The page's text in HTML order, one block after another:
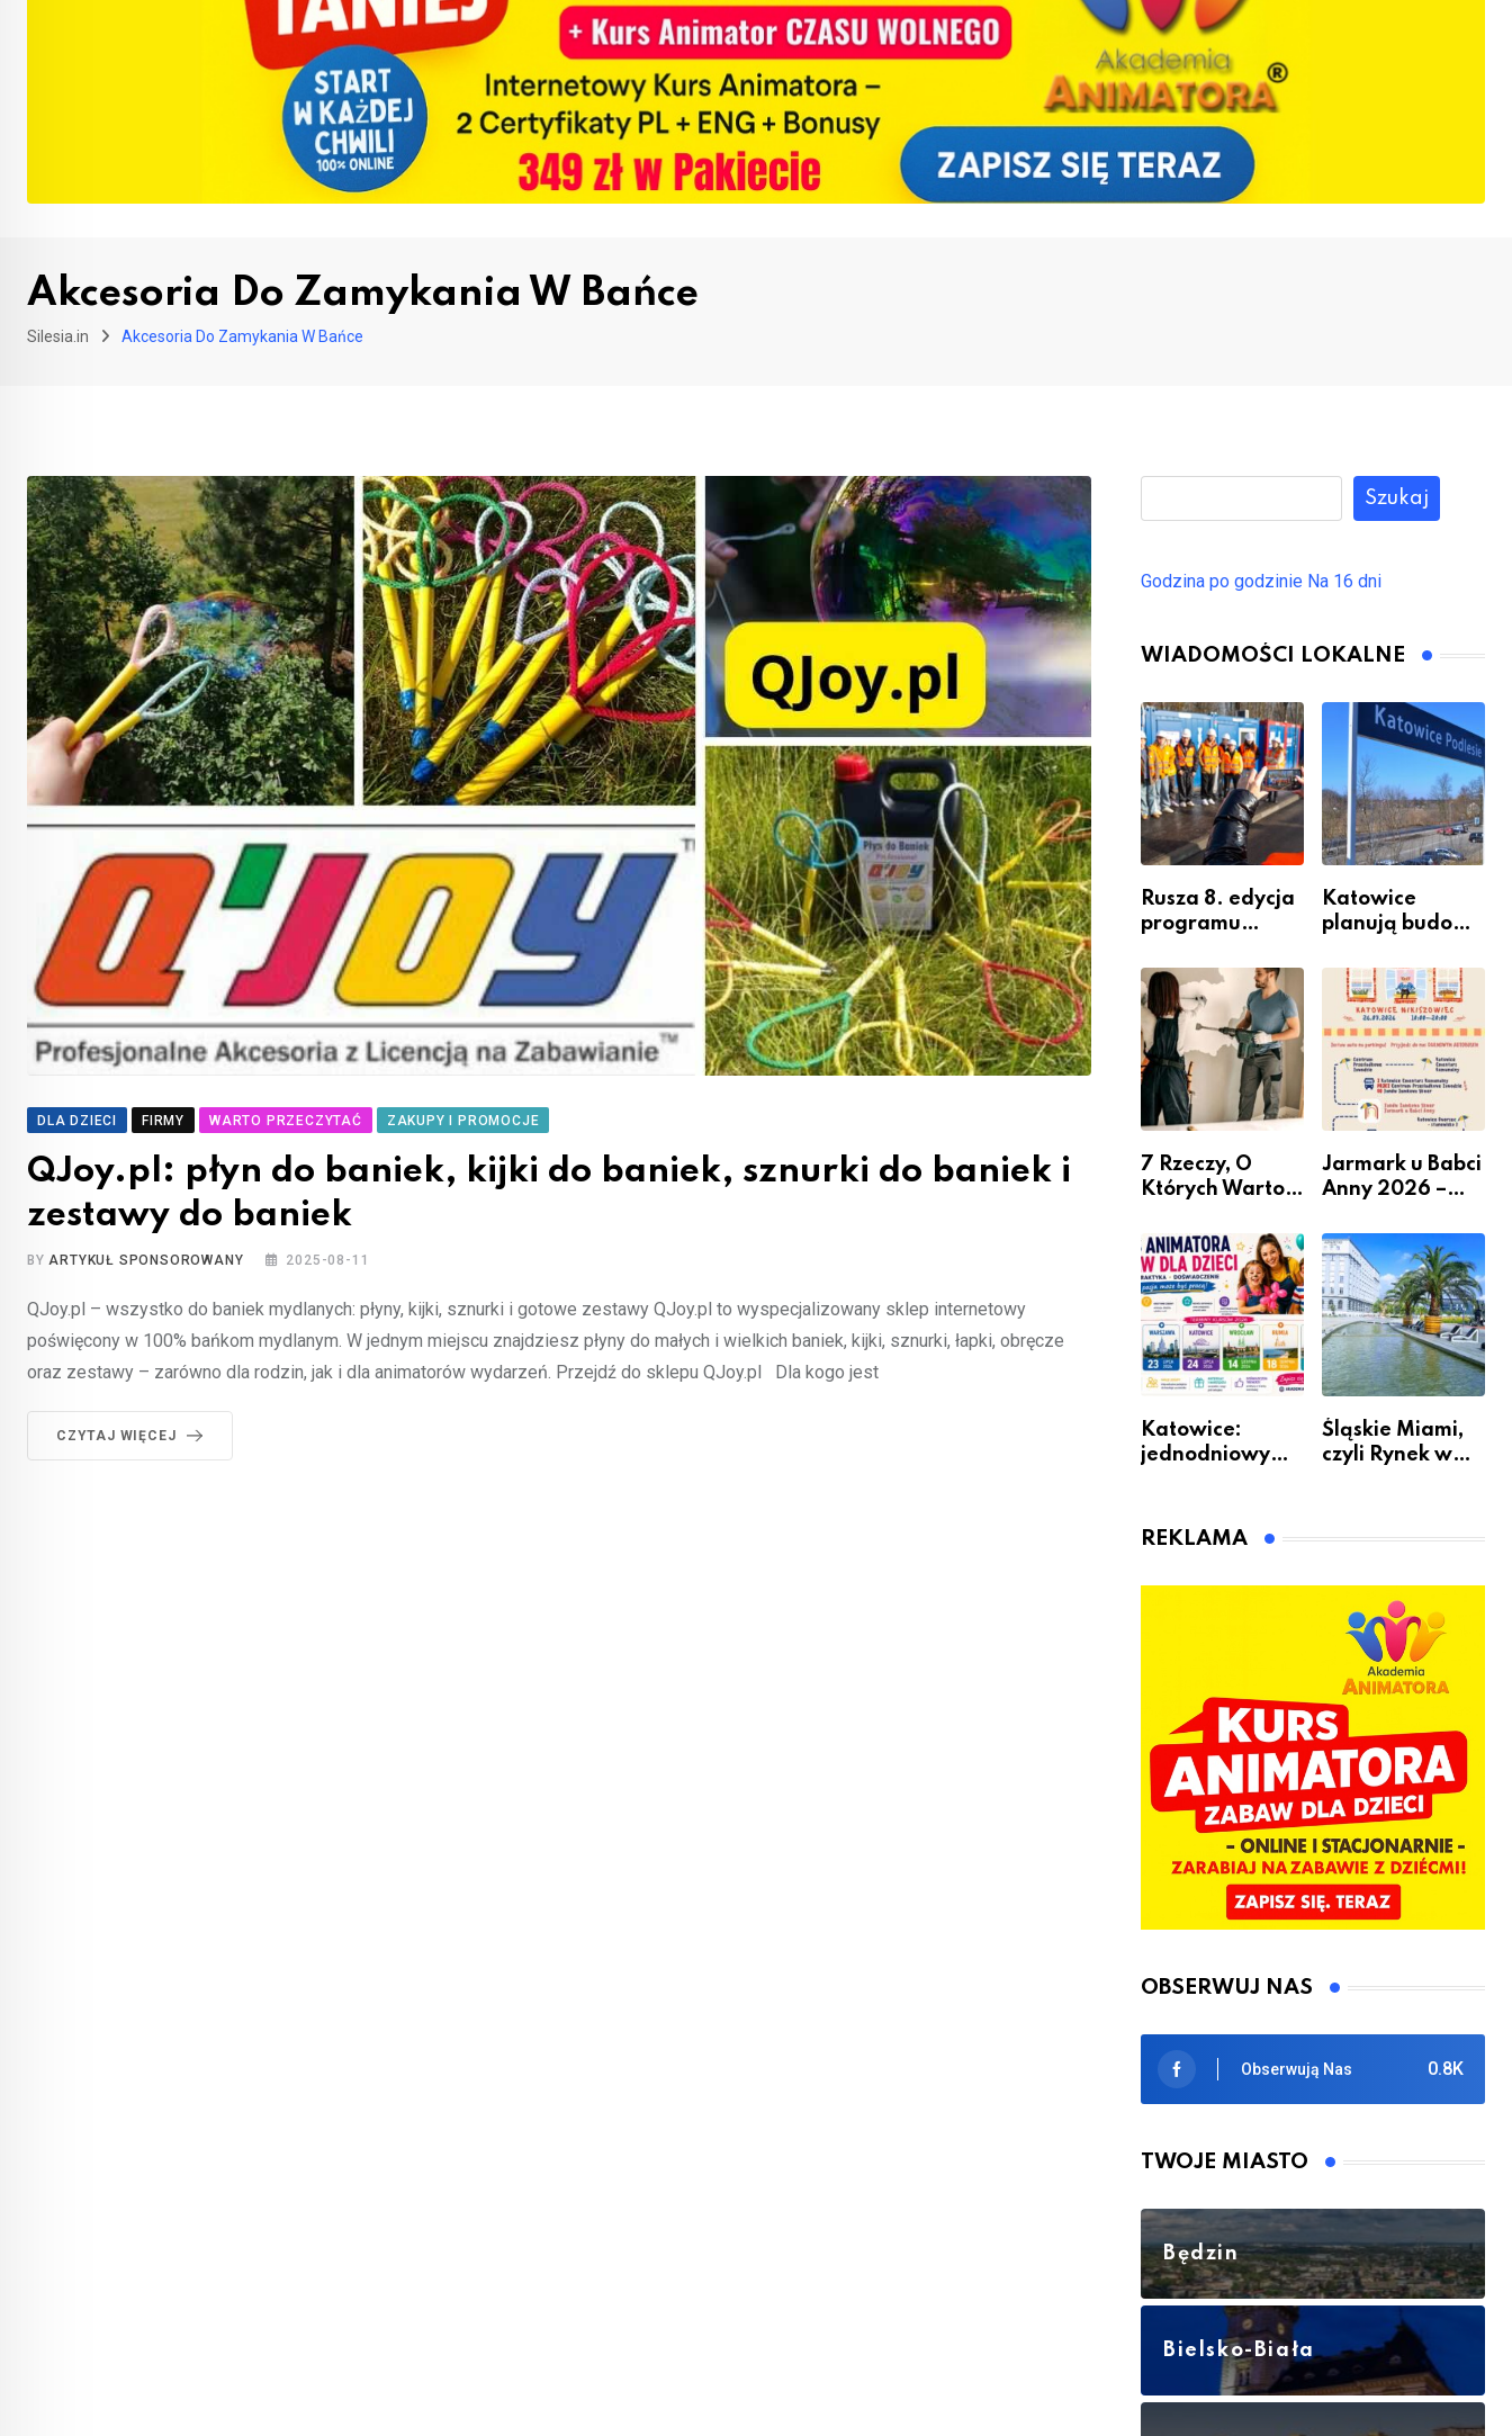
Akcesoria Do Zamykania W Bańce
Silesia.in Akcesoria Do Zamykania W Bańce
DLA DZIECI FIRMY WARTO PRZECZYTAĆ ZAKUPY I PROMOCJE
QJoy.pl: płyn do baniek, kijki do baniek, sznurki do baniek i
zestawy do baniek
BY ARTYKUŁ SPONSOROWANY 2025-08-11
QJoy.pl – wszystko do baniek mydlanych: płyny, kijki, sznurki i gotowe zestawy QJoy.pl to wyspecjalizowany sklep internetowy
poświęcony w 100% bańkom mydlanym. W jednym miejscu znajdziesz płyny do małych i wielkich baniek, kijki, sznurki, łapki, obręcze
oraz zestawy – zarówno dla rodzin, jak i dla animatorów wydarzeń. Przejdź do sklepu QJoy.pl Dla kogo jest
CZYTAJ WIĘCEJ
Szukaj
Godzina po godzinie Na 16 dni
WIADOMOŚCI LOKALNE
Rusza 8. edycja
programu
Miastem
Fachowców” –
nabór dla
przedsiębiorców
Katowice
planują budowę
przesiadkoweg
o w Podlesiu
7 Rzeczy, O
Których Warto
Remontem
Mieszkania
Jarmark u Babci
Anny 2026 –
Katowice:
jednodniowy
animatora
Śląskie Miami,
czyli Rynek w
REKLAMA
OBSERWUJ NAS
0.8K
Obserwują Nas
TWOJE MIASTO
Będzin
Bielsko-Biała